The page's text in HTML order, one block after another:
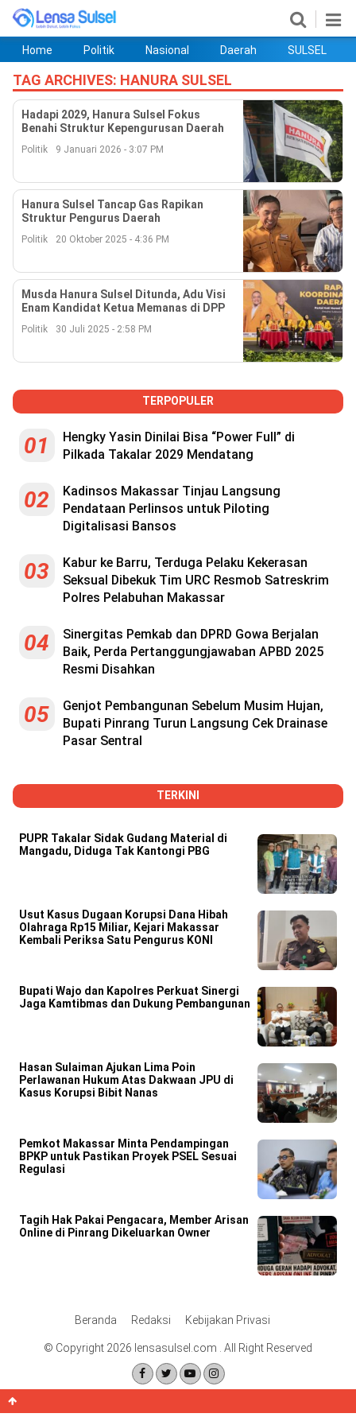
Home
Politik
Nasional
Daerah
SULSEL
Ekobis
Hukum
PENDIDIKAN
Olahraga
HIBURAN
Opini
©
Copyright
2026
lensasulsel.com
All
Home Politik Nasional Daerah SULSEL
TAG ARCHIVES: HANURA SULSEL
Hadapi 2029, Hanura Sulsel Fokus
Benahi Struktur Kepengurusan Daerah
Politik 9 Januari 2026 - 3:07 PM
Hanura Sulsel Tancap Gas Rapikan
Struktur Pengurus Daerah
Politik 20 Oktober 2025 - 4:36 PM
Musda Hanura Sulsel Ditunda, Adu Visi
Enam Kandidat Ketua Memanas di DPP
Politik 30 Juli 2025 - 2:58 PM
TERPOPULER
01
Hengky Yasin Dinilai Bisa “Power Full” di
Pilkada Takalar 2029 Mendatang
02
Kadinsos Makassar Tinjau Langsung
Pendataan Perlinsos untuk Piloting
Digitalisasi Bansos
03
Kabur ke Barru, Terduga Pelaku Kekerasan
Seksual Dibekuk Tim URC Resmob Satreskrim
Polres Pelabuhan Makassar
04
Sinergitas Pemkab dan DPRD Gowa Berjalan
Baik, Perda Pertanggungjawaban APBD 2025
Resmi Disahkan
05
Genjot Pembangunan Sebelum Musim Hujan,
Bupati Pinrang Turun Langsung Cek Drainase
Pasar Sentral
TERKINI
PUPR Takalar Sidak Gudang Material di
Mangadu, Diduga Tak Kantongi PBG
Usut Kasus Dugaan Korupsi Dana Hibah
Olahraga Rp15 Miliar, Kejari Makassar
Kembali Periksa Satu Pengurus KONI
Bupati Wajo dan Kapolres Perkuat Sinergi
Jaga Kamtibmas dan Dukung Pembangunan
Hasan Sulaiman Ajukan Lima Poin
Perlawanan Hukum Atas Dakwaan JPU di
Kasus Korupsi Bibit Nanas
Pemkot Makassar Minta Pendampingan
BPKP untuk Pastikan Proyek PSEL Sesuai
Regulasi
Tagih Hak Pakai Pengacara, Member Arisan
Online di Pinrang Dikeluarkan Owner
Beranda Redaksi Kebijakan Privasi
© Copyright 2026 lensasulsel.com . All Right Reserved